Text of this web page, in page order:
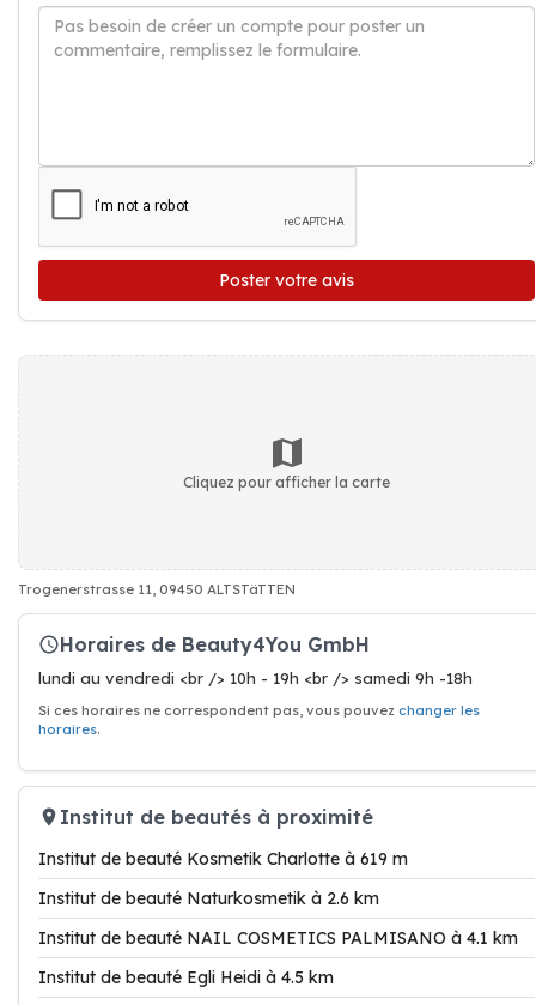
Poster votre avis
Cliquez pour afficher la carte
Trogenerstrasse 11, 09450 ALTSTäTTEN
Horaires de Beauty4You GmbH
lundi au vendredi <br /> 10h - 19h <br /> samedi 9h -18h
Si ces horaires ne correspondent pas, vous pouvez changer les
horaires.
Institut de beautés à proximité
Institut de beauté Kosmetik Charlotte à 619 m
Institut de beauté Naturkosmetik à 2.6 km
Institut de beauté NAIL COSMETICS PALMISANO à 4.1 km
Institut de beauté Egli Heidi à 4.5 km